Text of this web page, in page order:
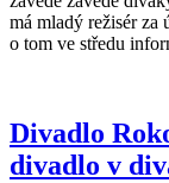
má mladý režisér za
o tom ve středu
Divadlo
divadlo v